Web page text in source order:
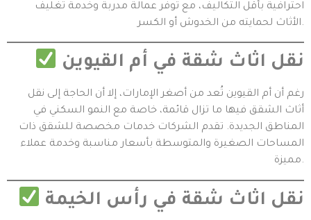
احترافية بأقل التكاليف، مع توفر عمالة مدربة وخدمة تغليف
الأثاث لحمايته من الخدوش أو الكسر.
نقل اثاث شقة في أم القيوين
رغم أن أم القيوين تُعد من أصغر الإمارات، إلا أن الحاجة إلى نقل
أثاث الشقق فيها ما تزال قائمة، خاصة مع النمو السكني في
المناطق الجديدة. تقدم الشركات خدمات مخصصة للشقق ذات
المساحات الصغيرة والمتوسطة بأسعار مناسبة وخدمة عملاء
مميزة.
نقل اثاث شقة في رأس الخيمة